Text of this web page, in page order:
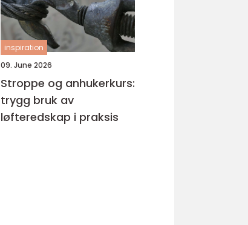
inspiration
09. June 2026
Stroppe og anhukerkurs:
trygg bruk av
løfteredskap i praksis